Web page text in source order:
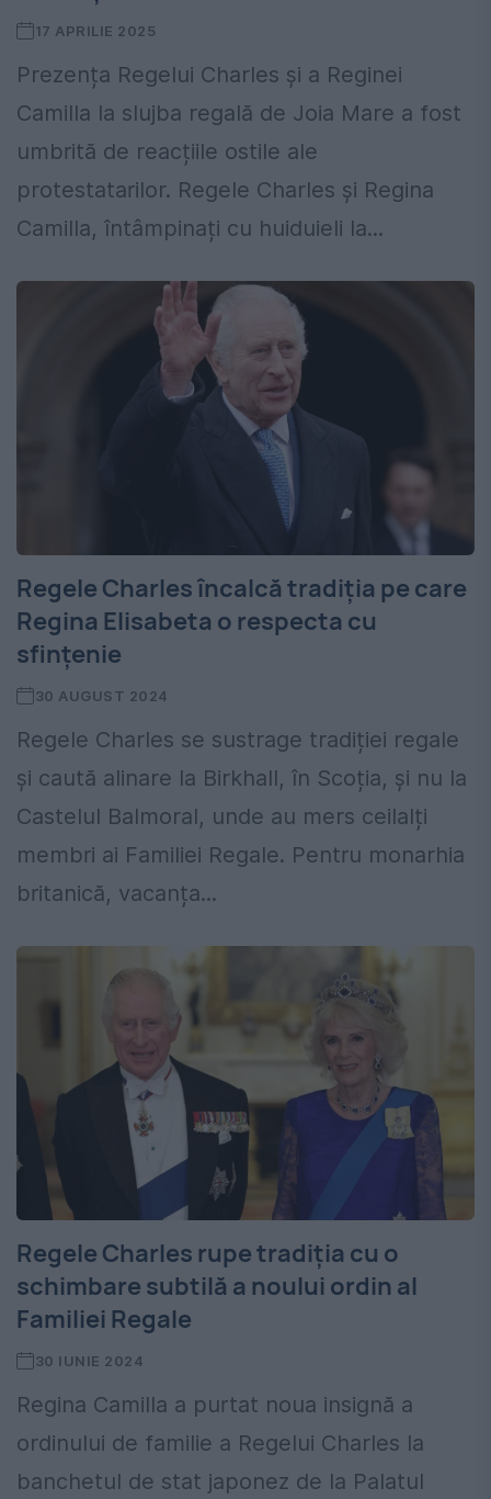
17 APRILIE 2025
Prezența Regelui Charles și a Reginei
Camilla la slujba regală de Joia Mare a fost
umbrită de reacțiile ostile ale
protestatarilor. Regele Charles și Regina
Camilla, întâmpinați cu huiduieli la...
Regele Charles încalcă tradiția pe care
Regina Elisabeta o respecta cu
sfințenie
30 AUGUST 2024
Regele Charles se sustrage tradiției regale
și caută alinare la Birkhall, în Scoția, și nu la
Castelul Balmoral, unde au mers ceilalți
membri ai Familiei Regale. Pentru monarhia
britanică, vacanța...
Regele Charles rupe tradiția cu o
schimbare subtilă a noului ordin al
Familiei Regale
30 IUNIE 2024
Regina Camilla a purtat noua insignă a
ordinului de familie a Regelui Charles la
banchetul de stat japonez de la Palatul